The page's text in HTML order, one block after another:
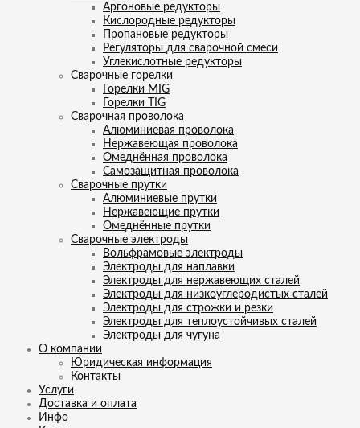
Аргоновые редукторы
Кислородные редукторы
Пропановые редукторы
Регуляторы для сварочной смеси
Углекислотные редукторы
Сварочные горелки
Горелки MIG
Горелки TIG
Сварочная проволока
Алюминиевая проволока
Нержавеющая проволока
Омеднённая проволока
Самозащитная проволока
Сварочные прутки
Алюминиевые прутки
Нержавеющие прутки
Омеднённые прутки
Сварочные электроды
Вольфрамовые электроды
Электроды для наплавки
Электроды для нержавеющих сталей
Электроды для низкоуглеродистых сталей
Электроды для строжки и резки
Электроды для теплоустойчивых сталей
Электроды для чугуна
О компании
Юридическая информация
Контакты
Услуги
Доставка и оплата
Инфо